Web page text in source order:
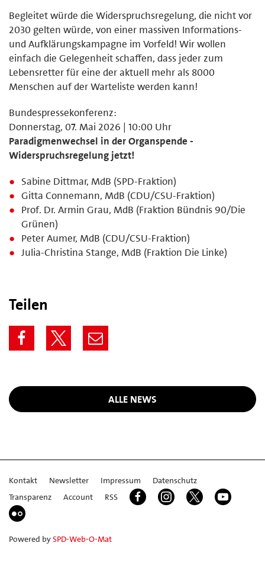
Begleitet würde die Widerspruchsregelung, die nicht vor
2030 gelten würde, von einer massiven Informations-
und Aufklärungskampagne im Vorfeld! Wir wollen
einfach die Gelegenheit schaffen, dass jeder zum
Lebensretter für eine der aktuell mehr als 8000
Menschen auf der Warteliste werden kann!
Bundespressekonferenz:
Donnerstag, 07. Mai 2026 | 10:00 Uhr
Paradigmenwechsel in der Organspende -
Widerspruchsregelung jetzt!
Sabine Dittmar, MdB (SPD-Fraktion)
Gitta Connemann, MdB (CDU/CSU-Fraktion)
Prof. Dr. Armin Grau, MdB (Fraktion Bündnis 90/Die
Grünen)
Peter Aumer, MdB (CDU/CSU-Fraktion)
Julia-Christina Stange, MdB (Fraktion Die Linke)
Teilen
ALLE NEWS
Kontakt Newsletter Impressum
Datenschutz
Transparenz
Account RSS
Powered bySPD-Web-O-Mat